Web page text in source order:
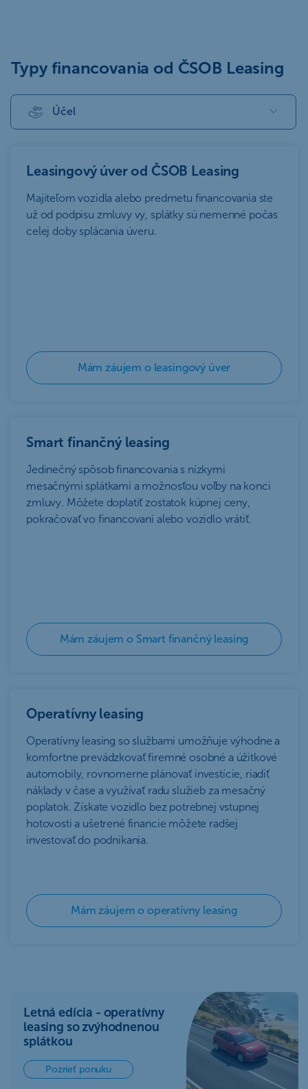
Typy financovania od ČSOB Leasing
Účel
Leasingový úver od ČSOB Leasing
Majiteľom vozidla alebo predmetu financovania ste
už od podpisu zmluvy vy, splátky sú nemenné počas
celej doby splácania úveru.
Mám záujem o leasingový úver
Smart finančný leasing
Jedinečný spôsob financovania s nízkymi
mesačnými splátkami a možnosťou voľby na konci
zmluvy. Môžete doplatiť zostatok kúpnej ceny,
pokračovať vo financovaní alebo vozidlo vrátiť.
Mám záujem o Smart finančný leasing
Operatívny leasing
Operatívny leasing so službami umožňuje výhodne a
komfortne prevádzkovať firemné osobné a úžitkové
automobily, rovnomerne plánovať investície, riadiť
náklady v čase a využívať radu služieb za mesačný
poplatok. Získate vozidlo bez potrebnej vstupnej
hotovosti a ušetrené financie môžete radšej
investovať do podnikania.
Mám záujem o operatívny leasing
Letná edícia - operatívny
leasing so zvýhodnenou
splátkou
Pozrieť ponuku